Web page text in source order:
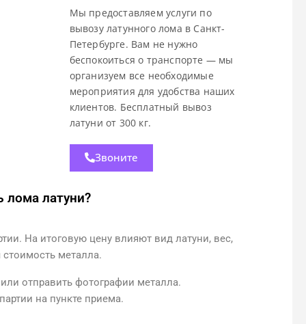
Мы предоставляем услуги по
вывозу латунного лома в Санкт-
Петербурге. Вам не нужно
беспокоиться о транспорте — мы
организуем все необходимые
мероприятия для удобства наших
клиентов. Бесплатный вывоз
латуни от 300 кг.
Звоните
лома латуни?
На итоговую цену влияют вид латуни, вес,
стоимость металла.
отправить фотографии металла.
на пункте приема.